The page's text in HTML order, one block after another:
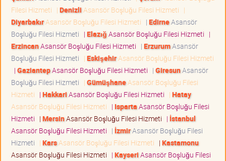
Filesi Hizmeti | Denizli Asansör Boşluğu Filesi Hizmeti |
DiyarbakırAsansör Boşluğu Filesi Hizmeti | EdirneAsansör
Boşluğu Filesi Hizmeti | ElazığAsansör Boşluğu Filesi Hizmeti |
ErzincanAsansör Boşluğu Filesi Hizmeti | ErzurumAsansör
Boşluğu Filesi Hizmeti | EskişehirAsansör Boşluğu Filesi Hizmeti
| GaziantepAsansör Boşluğu Filesi Hizmeti | GiresunAsansör
Boşluğu Filesi Hizmeti | GümüşhaneAsansör Boşluğu Filesi
Hizmeti | HakkariAsansör Boşluğu Filesi Hizmeti | Hatay
Asansör Boşluğu Filesi Hizmeti | IspartaAsansör Boşluğu Filesi
Hizmeti | MersinAsansör Boşluğu Filesi Hizmeti | İstanbul
Asansör Boşluğu Filesi Hizmeti | İzmirAsansör Boşluğu Filesi
Hizmeti | KarsAsansör Boşluğu Filesi Hizmeti | Kastamonu
Asansör Boşluğu Filesi Hizmeti | KayseriAsansör Boşluğu Filesi